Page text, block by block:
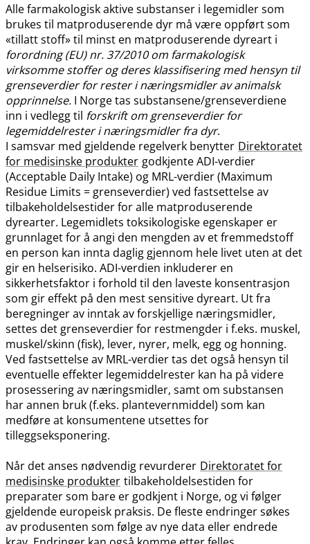
Alle farmakologisk aktive substanser i legemidler som
brukes til matproduserende dyr må være oppført som
«tillatt stoff» til minst en matproduserende dyreart i
forordning (EU) nr. 37/2010 om farmakologisk
virksomme stoffer og deres klassifisering med hensyn til
grenseverdier for rester i næringsmidler av animalsk
opprinnelse. I Norge tas substansene​/​grenseverdiene
inn i vedlegg til forskrift om grenseverdier for
legemiddelrester i næringsmidler fra dyr.
I samsvar med gjeldende regelverk benytter Direktoratet
for medisinske produkter godkjente ADI-verdier
(Acceptable Daily Intake) og MRL-verdier (Maximum
Residue Limits = grenseverdier) ved fastsettelse av
tilbakeholdelsestider for alle matproduserende
dyrearter. Legemidlets toksikologiske egenskaper er
grunnlaget for å angi den mengden av et fremmedstoff
en person kan innta daglig gjennom hele livet uten at det
gir en helserisiko. ADI-verdien inkluderer en
sikkerhetsfaktor i forhold til den laveste konsentrasjon
som gir effekt på den mest sensitive dyreart. Ut fra
beregninger av inntak av forskjellige næringsmidler,
settes det grenseverdier for restmengder i f.eks. muskel,
muskel​/​skinn (fisk), lever, nyrer, melk, egg og honning.
Ved fastsettelse av MRL-verdier tas det også hensyn til
eventuelle effekter legemiddelrester kan ha på videre
prosessering av næringsmidler, samt om substansen
har annen bruk (f.eks. plantevernmiddel) som kan
medføre at konsumentene utsettes for
tilleggseksponering.
Når det anses nødvendig revurderer Direktoratet for
medisinske produkter tilbakeholdelsestiden for
preparater som bare er godkjent i Norge, og vi følger
gjeldende europeisk praksis. De fleste endringer søkes
av produsenten som følge av nye data eller endrede